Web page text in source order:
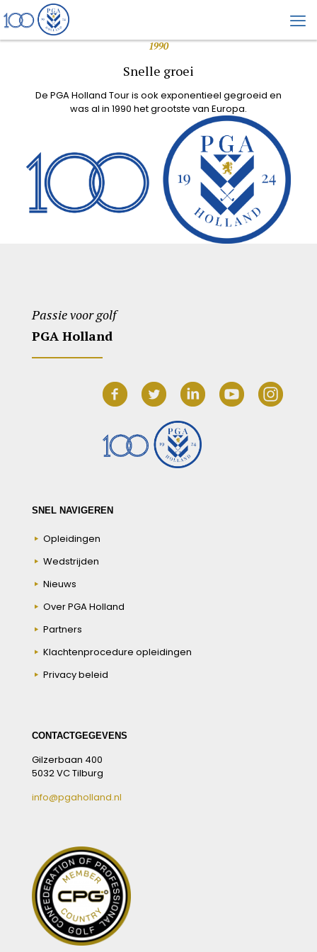
1990
Snelle groei
De PGA Holland Tour is ook exponentieel gegroeid en
was al in 1990 het grootste van Europa.
Passie voor golf
PGA Holland
SNEL NAVIGEREN
Opleidingen
Wedstrijden
Nieuws
Over PGA Holland
Partners
Klachtenprocedure opleidingen
Privacy beleid
CONTACTGEGEVENS
Gilzerbaan 400
5032 VC Tilburg
info@pgaholland.nl